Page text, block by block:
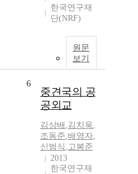
한국연구재
단(NRF)
원문
보기
6
중견국의 공
공외교
김상배 ,김치욱,
조동준,배영자,
신범식 ,고봉준
2013
한국연구재